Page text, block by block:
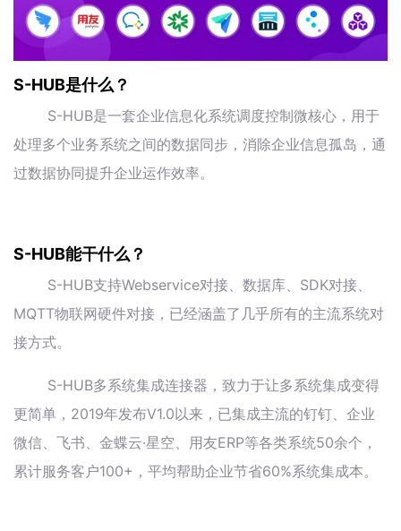
S-HUB是什么？
S-HUB是一套企业信息化系统调度控制微核心，用于
处理多个业务系统之间的数据同步，消除企业信息孤岛，通
过数据协同提升企业运作效率。
S-HUB能干什么？
S-HUB支持Webservice对接、数据库、SDK对接、
MQTT物联网硬件对接，已经涵盖了几乎所有的主流系统对
接方式。
S-HUB多系统集成连接器，致力于让多系统集成变得
更简单，2019年发布V1.0以来，已集成主流的钉钉、企业
微信、飞书、金蝶云·星空、用友ERP等各类系统50余个，
累计服务客户100+，平均帮助企业节省60%系统集成本。